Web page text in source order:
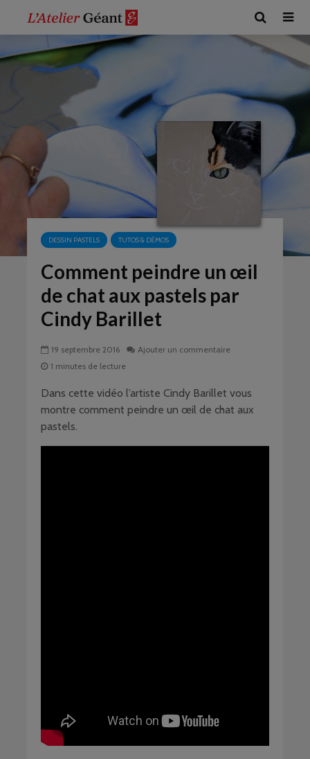
DESSIN PASTELS TUTOS & DÉMOS
Comment peindre un œil
de chat aux pastels par
Cindy Barillet
19 septembre 2016
Ajouter un commentaire
1 minutes de lecture
Dans cette vidéo l’artiste Cindy Barillet vous
montre comment peindre un œil de chat aux
pastels.